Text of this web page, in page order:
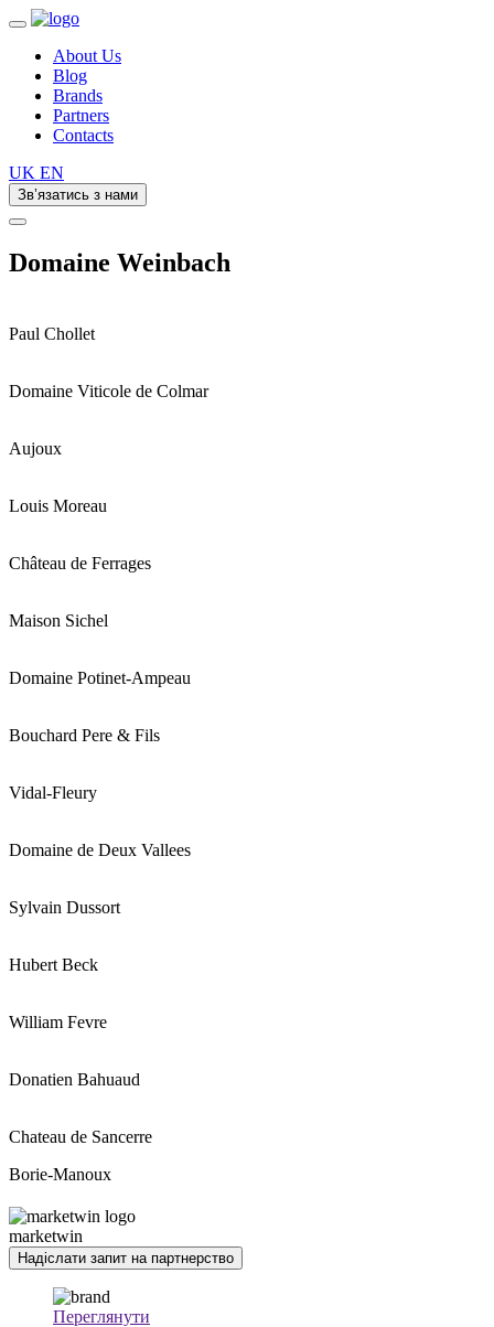
About Us
Blog
Brands
Partners
Contacts
UK EN
Зв’язатись з нами
Domaine Weinbach
Paul Chollet
Domaine Viticole de Colmar
Aujoux
Louis Moreau
Château de Ferrages
Maison Sichel
Domaine Potinet-Ampeau
Bouchard Pere & Fils
Vidal-Fleury
Domaine de Deux Vallees
Sylvain Dussort
Hubert Beck
William Fevre
Donatien Bahuaud
Chateau de Sancerre
Borie-Manoux
marketwin
Надіслати запит на партнерство
Переглянути